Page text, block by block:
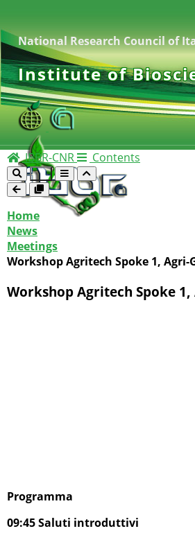
National Research Council of
Institute of
IBBR-CNR Contents
Home
News
Meetings
Workshop Agritech Spoke 1,
Workshop Agritech Spoke
Programma
09:45 Saluti introduttivi